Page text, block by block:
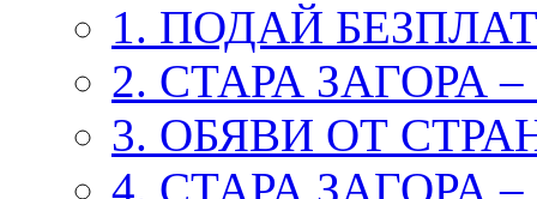
1. ПОДАЙ
2. СТАРА ЗАГОРА
3. ОБЯВИ ОТ